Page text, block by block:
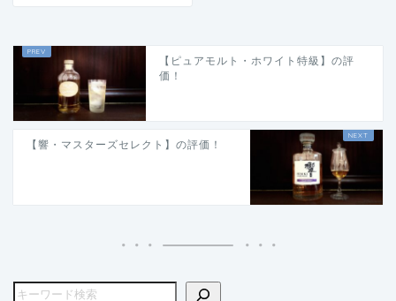
【ピュアモルト・ホワイト特級】の評
価！
【響・マスターズセレクト】の評価！